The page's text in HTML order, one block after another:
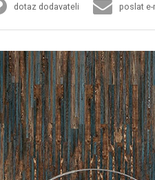
dotaz dodavateli poslat e-